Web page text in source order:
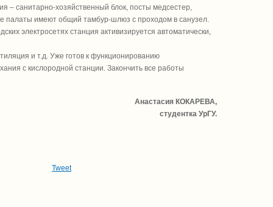
– санитарно-хозяйственный блок, посты медсестер,
имеют общий тамбур-шлюз с проходом в санузел.
электросетях станция активизируется автоматически,
и т.д. Уже готов к функционированию
с кислородной станции. Закончить все работы
Анастасия КОКАРЕВА,
студентка УрГУ.
Tweet